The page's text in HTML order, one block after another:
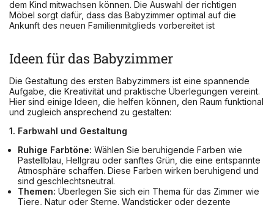
dem Kind mitwachsen können. Die Auswahl der richtigen
Möbel sorgt dafür, dass das Babyzimmer optimal auf die
Ankunft des neuen Familienmitglieds vorbereitet ist
Ideen für das Babyzimmer
Die Gestaltung des ersten Babyzimmers ist eine spannende
Aufgabe, die Kreativität und praktische Überlegungen vereint.
Hier sind einige Ideen, die helfen können, den Raum funktional
und zugleich ansprechend zu gestalten:
1. Farbwahl und Gestaltung
Ruhige Farbtöne: Wählen Sie beruhigende Farben wie
Pastellblau, Hellgrau oder sanftes Grün, die eine entspannte
Atmosphäre schaffen. Diese Farben wirken beruhigend und
sind geschlechtsneutral.
Themen: Überlegen Sie sich ein Thema für das Zimmer wie
Tiere, Natur oder Sterne. Wandsticker oder dezente